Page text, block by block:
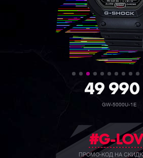
36 990
GW-5000HS-1E
#G-
ПРОМО-КОД НА